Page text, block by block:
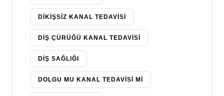
DIKIŞSIZ KANAL TEDAVISI
DIŞ ÇÜRÜĞÜ KANAL TEDAVISI
DIŞ SAĞLIĞI
DOLGU MU KANAL TEDAVISI MI